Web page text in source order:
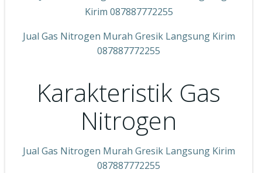
Jual Gas Nitrogen Murah Gresik Langsung Kirim
087887772255
Karakteristik Gas
Nitrogen
Jual Gas Nitrogen Murah Gresik Langsung Kirim
087887772255